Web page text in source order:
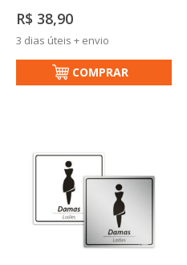
R$ 38,90
3 dias úteis + envio
COMPRAR